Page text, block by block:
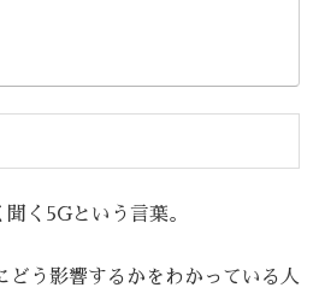
く5Gという言葉。
どう影響するかをわかっている人